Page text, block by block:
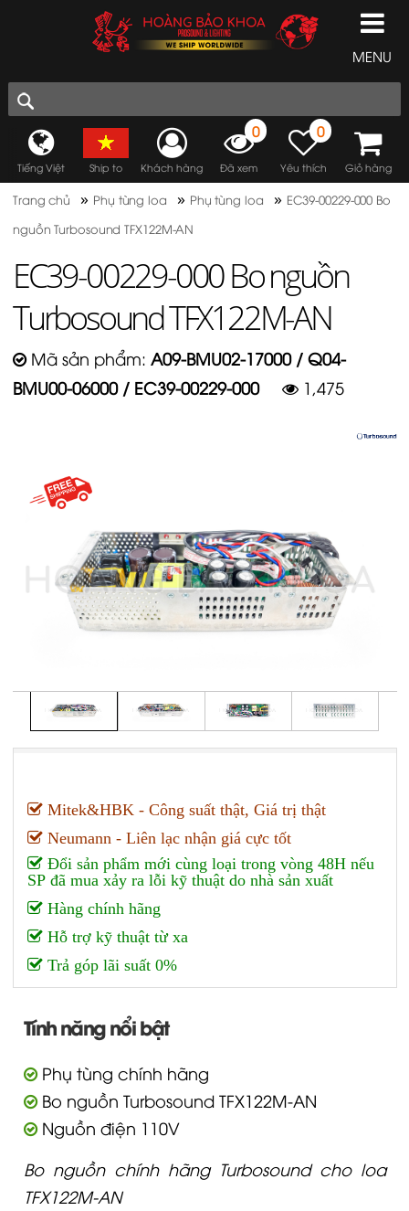
MENU
Tiếng Việt Ship to Khách hàng
0
Đã xem
0
Yêu thích Giỏ hàng
Trang chủ » Phụ tùng loa » Phụ tùng loa » EC39-00229-000 Bo
nguồn Turbosound TFX122M-AN
EC39-00229-000 Bo nguồn
Turbosound TFX122M-AN
Mã sản phẩm: A09-BMU02-17000 / Q04-
BMU00-06000 / EC39-00229-000
1,475
Mitek&HBK - Công suất thật, Giá trị thật
Neumann - Liên lạc nhận giá cực tốt
Đổi sản phẩm mới cùng loại trong vòng 48H nếu
SP đã mua xảy ra lỗi kỹ thuật do nhà sản xuất
Hàng chính hãng
Hỗ trợ kỹ thuật từ xa
Trả góp lãi suất 0%
Tính năng nổi bật
Phụ tùng chính hãng
Bo nguồn Turbosound TFX122M-AN
Nguồn điện 110V
Bo nguồn chính hãng Turbosound cho loa
TFX122M-AN